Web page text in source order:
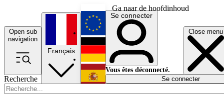
Ga naar de hoofdinhoud
Open sub
navigation
Close menu
Recherche
Français
English
Deutsch
Español
Se connecter
Vous êtes déconnecté.
Se connecter